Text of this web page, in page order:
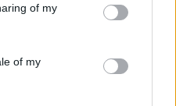
behaviour. You may click to
and its third-party tags to
purposes in below Google
of my
of my
állatövi állata a
született: 1932,
2004, 2016.
a majom évében
mentes évet